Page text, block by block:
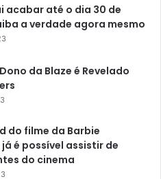
incorporando húmus de
processo, faça covas com
e acomode 3 a 4
e jardineiras, certifique-se
na base e cubra o fundo
por sua vez, pode ser
de argila expandida ou
a evitar a passagem de
acabar até o dia 30 de
a verdade agora mesmo
da Blaze é Revelado
do filme da Barbie
é possível assistir de
do cinema